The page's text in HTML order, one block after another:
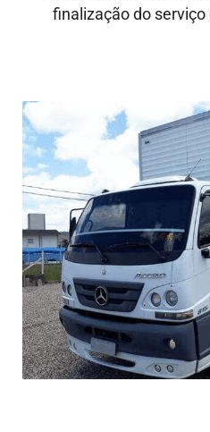
finalização do